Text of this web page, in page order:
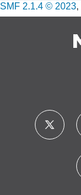
SMF 2.1.4 © 2023,